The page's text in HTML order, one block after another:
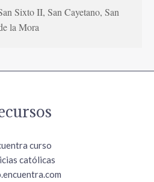
Sixto II, San Cayetano, San
la Mora
curso
católicas